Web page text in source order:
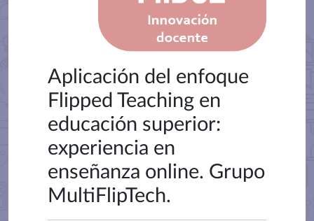
Aplicación del enfoque
Flipped Teaching en
educación superior:
experiencia en
enseñanza online. Grupo
MultiFlipTech.